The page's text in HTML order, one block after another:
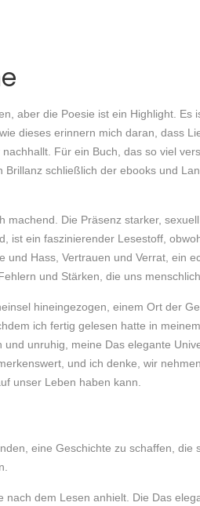
aber die Poesie ist ein Highlight. Es
dieses erinnern mich daran, dass
Für ein Buch, das so viel
schließlich der ebooks und
Die Präsenz starker,
ist ein faszinierender Lesestoff,
Hass, Vertrauen und Verrat, ein
und Stärken, die uns
hineingezogen, einem Ort der
ich fertig gelesen hatte in
unruhig, meine Das elegante
und ich denke, wir
unser Leben haben kann.
eine Geschichte zu schaffen, die
dem Lesen anhielt. Die Das